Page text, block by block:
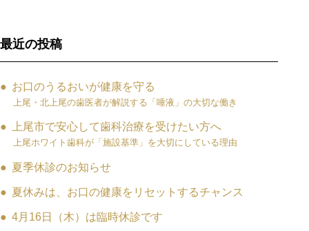
最近の投稿
お口のうるおいが健康を守る
上尾・北上尾の歯医者が解説する「唾液」の大切な働き
上尾市で安心して歯科治療を受けたい方へ
上尾ホワイト歯科が「施設基準」を大切にしている理由
夏季休診のお知らせ
夏休みは、お口の健康をリセットするチャンス
4月16日（木）は臨時休診です